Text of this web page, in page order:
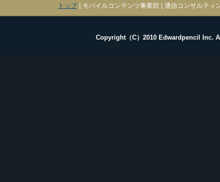
トップ| モバイルコンテンツ事業部 | 通信コンサルティ
Copyright（C）2010 Edwardpencil Inc.